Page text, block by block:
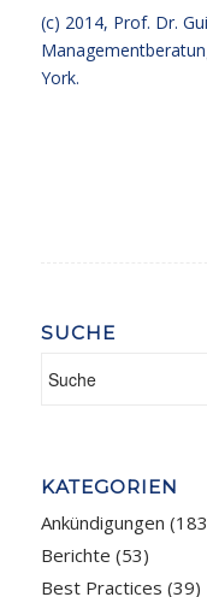
(c) 2014, Prof. Dr.
York.
SUCHE
KATEGORIEN
Ankündigungen
Berichte (53)
Best Practices (39)